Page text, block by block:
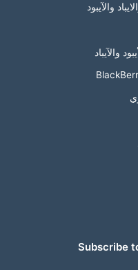
والآيبود
والآيباد
Subscribe